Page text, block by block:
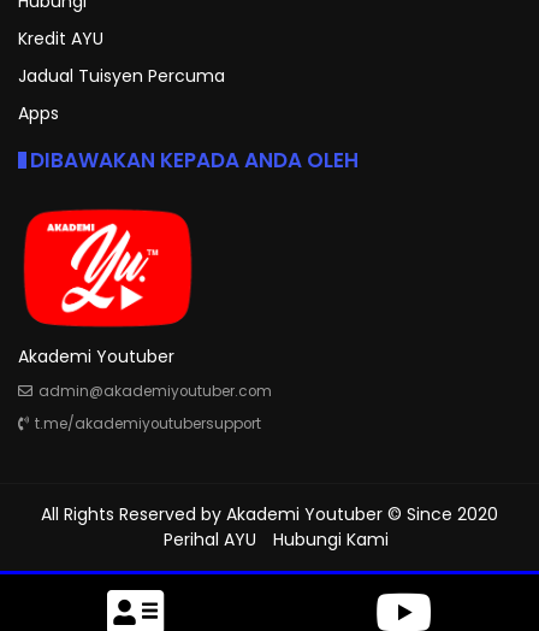
Kredit AYU
Jadual Tuisyen Percuma
Apps
DIBAWAKAN KEPADA ANDA OLEH
Akademi Youtuber
admin@akademiyoutuber.com
t.me/akademiyoutubersupport
All Rights Reserved by Akademi Youtuber © Since 2020
Perihal AYU
Hubungi Kami